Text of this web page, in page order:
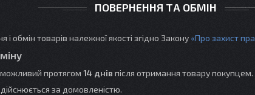
ПОВЕРНЕННЯ ТА ОБМІН
обмін товарів належної якості згідно Закону «Про захист
можливий протягом 14 днів після отримання товару покупцем.
за домовленістю.